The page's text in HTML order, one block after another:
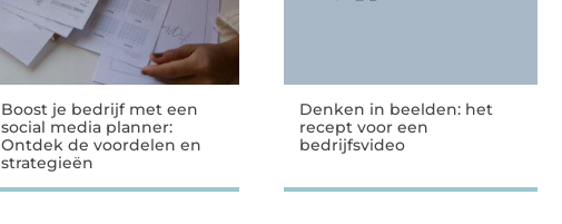
Boost je bedrijf met een
social media planner:
Ontdek de voordelen en
strategieën
Denken in beelden: het
recept voor een
bedrijfsvideo